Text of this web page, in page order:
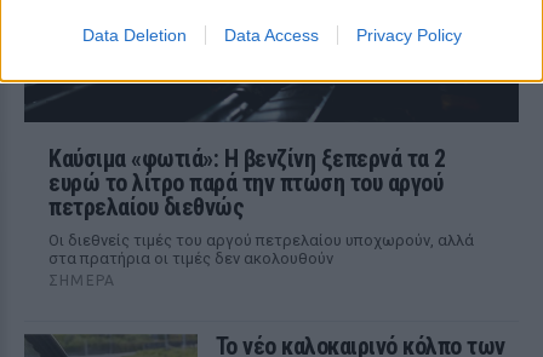
Data Deletion Data Access Privacy Policy
Καύσιμα «φωτιά»: Η βενζίνη ξεπερνά τα 2
ευρώ το λίτρο παρά την πτώση του αργού
πετρελαίου διεθνώς
Οι διεθνείς τιμές του αργού πετρελαίου υποχωρούν, αλλά
στα πρατήρια οι τιμές δεν ακολουθούν
ΣΉΜΕΡΑ
Το νέο καλοκαιρινό κόλπο των